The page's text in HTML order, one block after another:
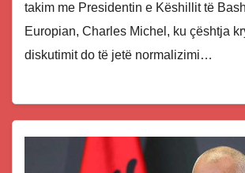
takim me Presidentin e Këshillit të
Europian, Charles Michel, ku çështja
diskutimit do të jetë normalizimi…